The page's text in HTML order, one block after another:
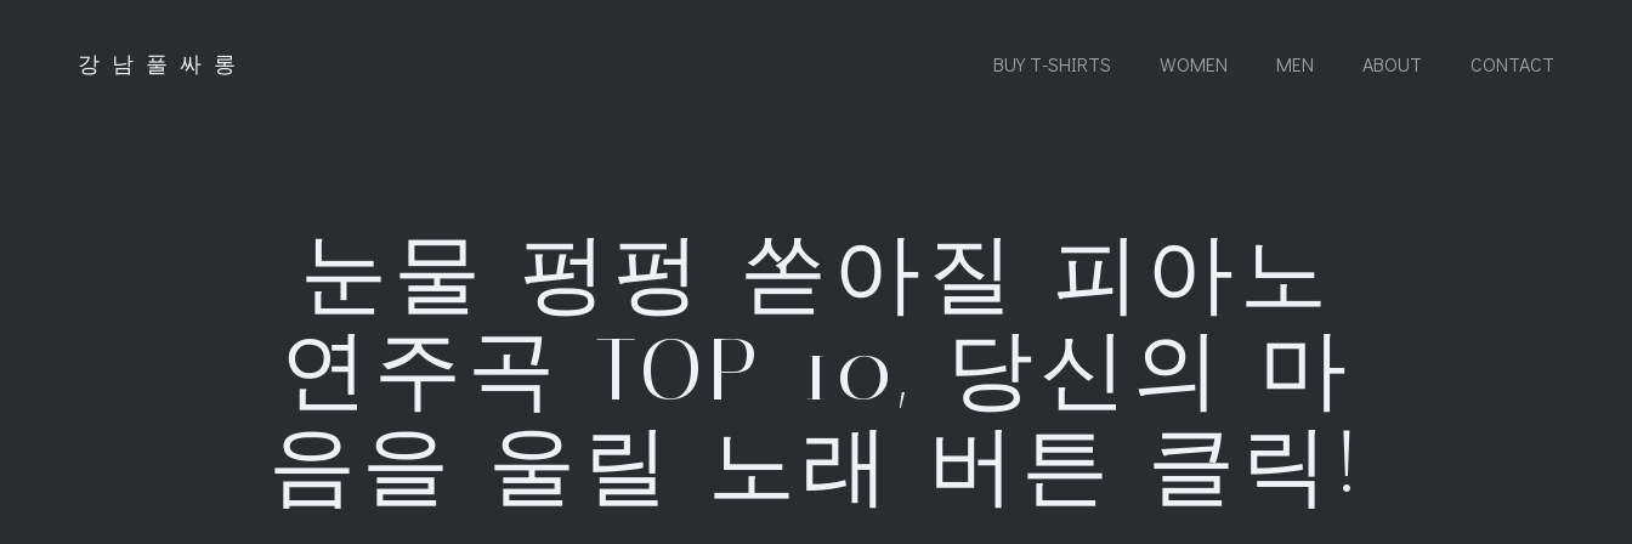
강남풀싸롱 BUY T-SHIRTS WOMEN MEN ABOUT CONTACT
눈물 펑펑 쏟아질 피아노
연주곡 TOP 10, 당신의 마
음을 울릴 노래 버튼 클릭!